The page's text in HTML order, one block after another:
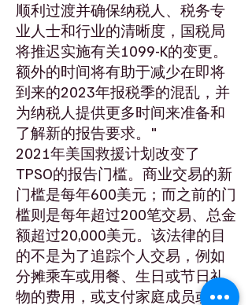
顺利过渡并确保纳税人、税务专
业人士和行业的清晰度，国税局
将推迟实施有关1099-K的变更。
额外的时间将有助于减少在即将
到来的2023年报税季的混乱，并
为纳税人提供更多时间来准备和
了解新的报告要求。"
2021年美国救援计划改变了
TPSO的报告门槛。商业交易的新
门槛是每年600美元；而之前的门
槛则是每年超过200笔交易、总金
额超过20,000美元。该法律的目
的不是为了追踪个人交易，例如
分摊乘车或用餐、生日或节日礼
物的费用，或支付家庭成员或他